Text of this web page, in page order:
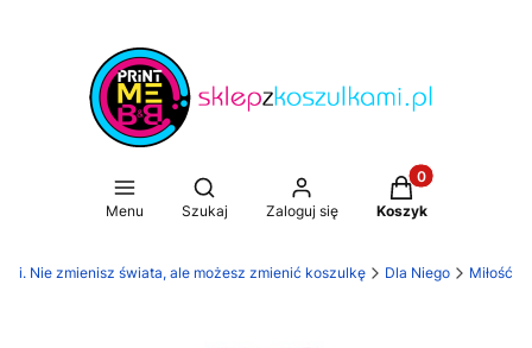
Menu
Otwórz wyszukiwarkę
Szukaj Zaloguj się
Produkty w
Koszyk
Nie zmienisz świata, ale możesz zmienić koszulkę Dla Niego Miłość